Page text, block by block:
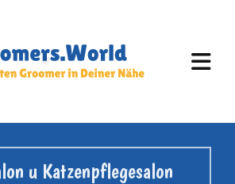
u Katzenpflegesalon